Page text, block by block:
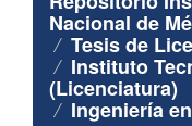
Nacional de
Tesis de
Instituto
(Licenciatura)
Ingeniería